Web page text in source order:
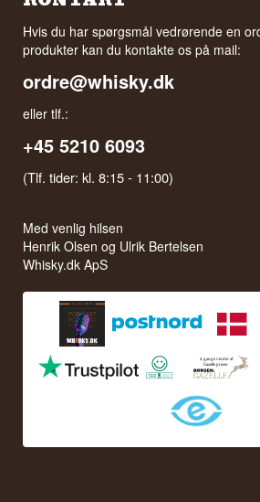
Hvis du har spørgsmål vedrørende en
produkter kan du kontakte os på mail:
ordre@whisky.dk
eller tlf.:
+45 5210 6093
(Tlf. tider: kl. 8:15 - 11:00)
Med venlig hilsen
Henrik Olsen og Ulrik Bertelsen
Whisky.dk ApS